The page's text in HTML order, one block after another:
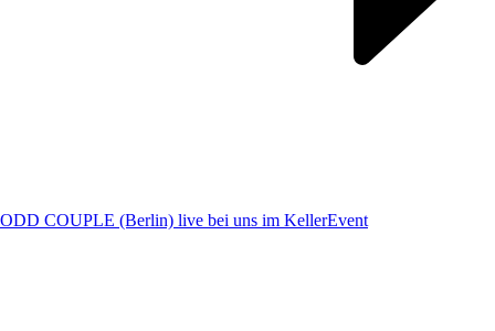
ODD COUPLE (Berlin) live bei uns im KellerEvent